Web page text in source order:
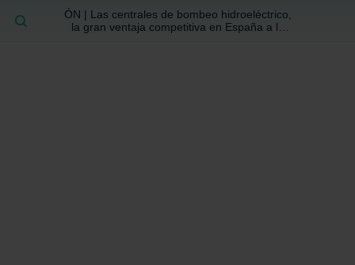
ÓN | Las centrales de bombeo hidroeléctrico,
la gran ventaja competitiva en España a la
BUSCAR